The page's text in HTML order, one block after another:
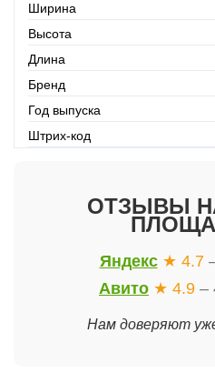
Ширина
Высота
Длина
Бренд
Год выпуска
Штрих-код
ОТЗЫВЫ
Яндекс ★ 4.7
Авито ★ 4.9 –
Нам доверяют